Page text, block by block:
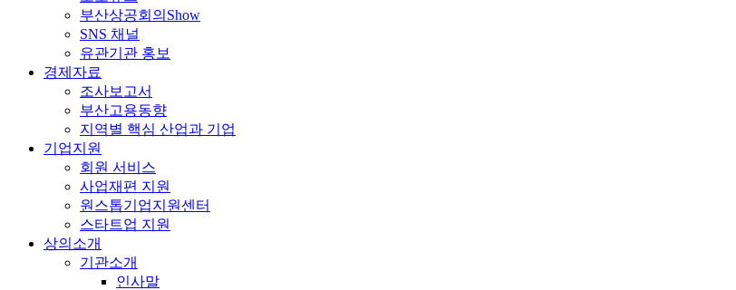
부산상공회의Show
SNS 채널
유관기관 홍보
경제자료
조사보고서
부산고용동향
지역별 핵심 산업과 기업
기업지원
회원 서비스
사업재편 지원
원스톱기업지원센터
스타트업 지원
상의소개
기관소개
인사말